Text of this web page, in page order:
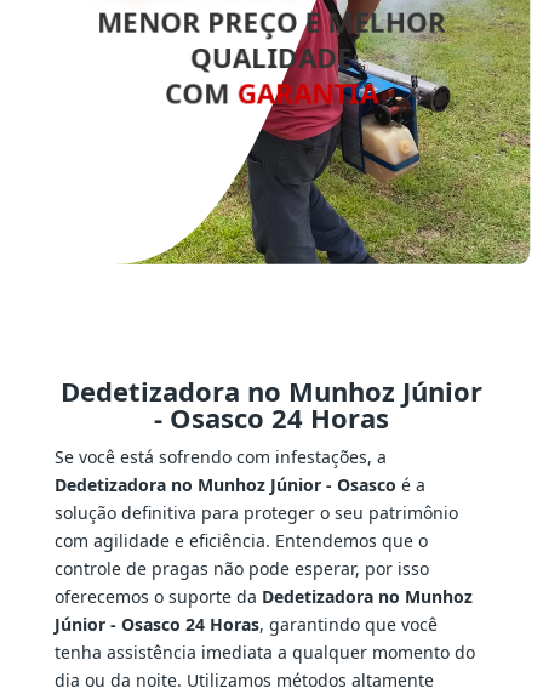
MENOR PREÇO E MELHOR
QUALIDADE
COM GARANTIA
Dedetizadora no Munhoz Júnior
- Osasco 24 Horas
Se você está sofrendo com infestações, a
Dedetizadora no Munhoz Júnior - Osasco é a
solução definitiva para proteger o seu patrimônio
com agilidade e eficiência. Entendemos que o
controle de pragas não pode esperar, por isso
oferecemos o suporte da Dedetizadora no Munhoz
Júnior - Osasco 24 Horas, garantindo que você
tenha assistência imediata a qualquer momento do
dia ou da noite. Utilizamos métodos altamente